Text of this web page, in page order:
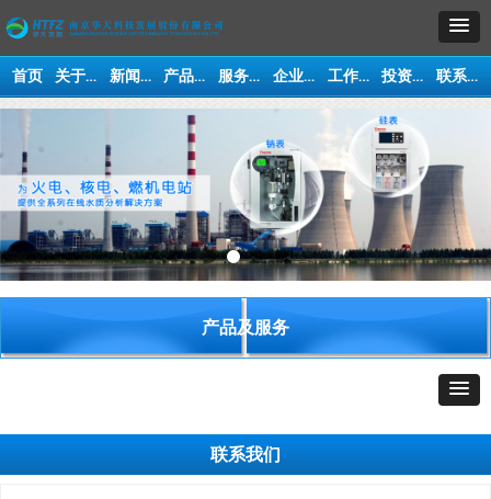
首页 关于我们 新闻动态 产品及服务 服务与支持 企业文化 工作机会 投资人交流平台 联系我们
产品及服务
企业文化
联系我们